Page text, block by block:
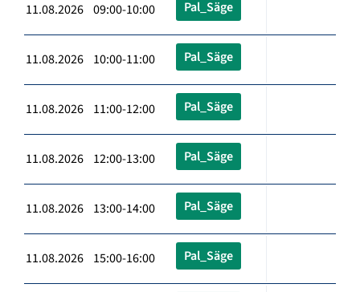
11.08.2026 09:00-10:00 Pal_Säge
11.08.2026 10:00-11:00 Pal_Säge
11.08.2026 11:00-12:00 Pal_Säge
11.08.2026 12:00-13:00 Pal_Säge
11.08.2026 13:00-14:00 Pal_Säge
11.08.2026 15:00-16:00 Pal_Säge